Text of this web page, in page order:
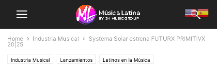
Home Industria Musical
Systema Solar estrena FUTURX PRIMITIVX
20|25
Industria Musical Lanzamientos Latinos en la Música